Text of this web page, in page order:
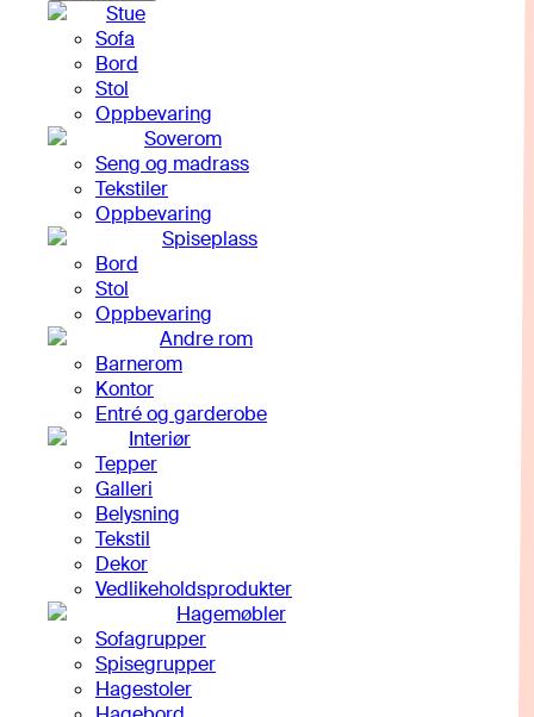
Stue
Sofa
Bord
Stol
Oppbevaring
Soverom
Seng og madrass
Tekstiler
Oppbevaring
Spiseplass
Bord
Stol
Oppbevaring
Andre rom
Barnerom
Kontor
Entré og garderobe
Interiør
Tepper
Galleri
Belysning
Tekstil
Dekor
Vedlikeholdsprodukter
Hagemøbler
Sofagrupper
Spisegrupper
Hagestoler